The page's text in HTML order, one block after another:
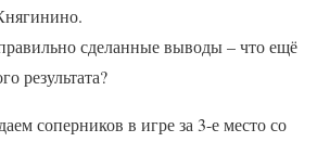
сделанные выводы – что ещё
результата?
соперников в игре за 3-е место со